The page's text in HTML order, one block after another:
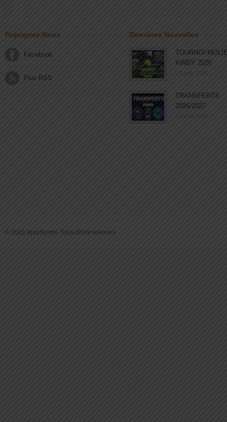
Rejoignez-Nous
Facebook
Flux RSS
Dernières Nouvelles
TOURNOI
KINDY 2026
03 août 2026
TRANSFERTS
2026/2027
03 août 2026
© 2026 BraySports. Tous droits reservés.